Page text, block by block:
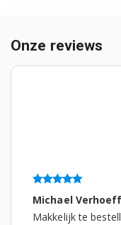
DFL1530
DFN1000
DFN1000I
DFN1000X
Onze reviews
Michael Verhoeff
Makkelijk te